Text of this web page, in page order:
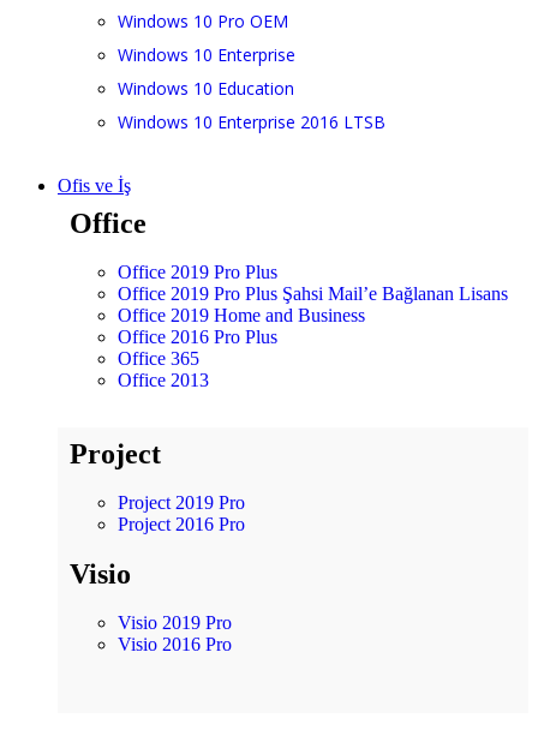
Windows 10 Pro OEM
Windows 10 Enterprise
Windows 10 Education
Windows 10 Enterprise 2016 LTSB
Ofis ve İş
Office
Office 2019 Pro Plus
Office 2019 Pro Plus Şahsi Mail’e Bağlanan Lisans
Office 2019 Home and Business
Office 2016 Pro Plus
Office 365
Office 2013
Project
Project 2019 Pro
Project 2016 Pro
Visio
Visio 2019 Pro
Visio 2016 Pro